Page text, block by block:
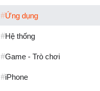
#Ứng dụng
#Hệ thống
#Game - Trò chơi
#iPhone